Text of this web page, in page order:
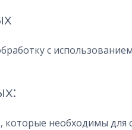
с
необходимы для